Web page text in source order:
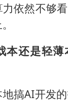
依然不够
本还是轻
搞AI开发